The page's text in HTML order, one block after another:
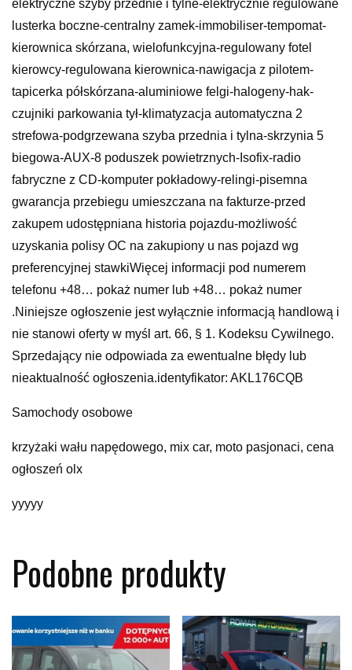
elektryczne szyby przednie i tylne-elektrycznie regulowane
lusterka boczne-centralny zamek-immobiliser-tempomat-
kierownica skórzana, wielofunkcyjna-regulowany fotel
kierowcy-regulowana kierownica-nawigacja z pilotem-
tapicerka półskórzana-aluminiowe felgi-halogeny-hak-
czujniki parkowania tył-klimatyzacja automatyczna 2
strefowa-podgrzewana szyba przednia i tylna-skrzynia 5
biegowa-AUX-8 poduszek powietrznych-Isofix-radio
fabryczne z CD-komputer pokładowy-relingi-pisemna
gwarancja przebiegu umieszczana na fakturze-przed
zakupem udostępniana historia pojazdu-możliwość
uzyskania polisy OC na zakupiony u nas pojazd wg
preferencyjnej stawkiWięcej informacji pod numerem
telefonu +48… pokaż numer lub +48… pokaż numer
.Niniejsze ogłoszenie jest wyłącznie informacją handlową i
nie stanowi oferty w myśl art. 66, § 1. Kodeksu Cywilnego.
Sprzedający nie odpowiada za ewentualne błędy lub
nieaktualność ogłoszenia.identyfikator: AKL176CQB
Samochody osobowe
krzyżaki wału napędowego, mix car, moto pasjonaci, cena
ogłoszeń olx
yyyyy
Podobne produkty